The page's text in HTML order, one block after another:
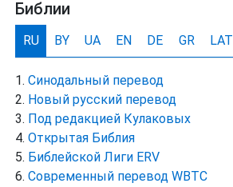
Библии
RU BY UA EN DE GR LAT
Синодальный перевод
Новый русский перевод
Под редакцией Кулаковых
Открытая Библия
Библейской Лиги ERV
Cовременный перевод WBTC